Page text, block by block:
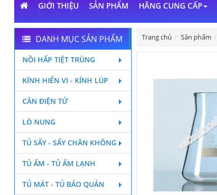
GIỚI THIỆU SẢN PHẨM HÃNG CUNG CẤP
Trang chủ Sản phẩm
DANH MỤC SẢN PHẨM
NỒI HẤP TIỆT TRÙNG
KÍNH HIỂN VI - KÍNH LÚP
CÂN ĐIỆN TỬ
LÒ NUNG
TỦ SẤY - SẤY CHÂN KHÔNG
TỦ ẤM - TỦ ẤM LẠNH
TỦ MÁT - TỦ BẢO QUẢN